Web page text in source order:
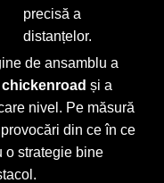
precisă a
distanțelor.
de ansamblu a
chickenroad și a
nivel. Pe măsură
din ce în ce
o strategie bine